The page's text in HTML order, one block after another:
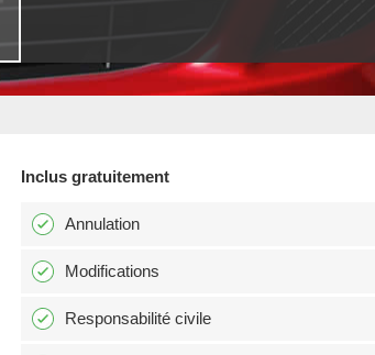
Inclus gratuitement
Annulation
Modifications
Responsabilité civile